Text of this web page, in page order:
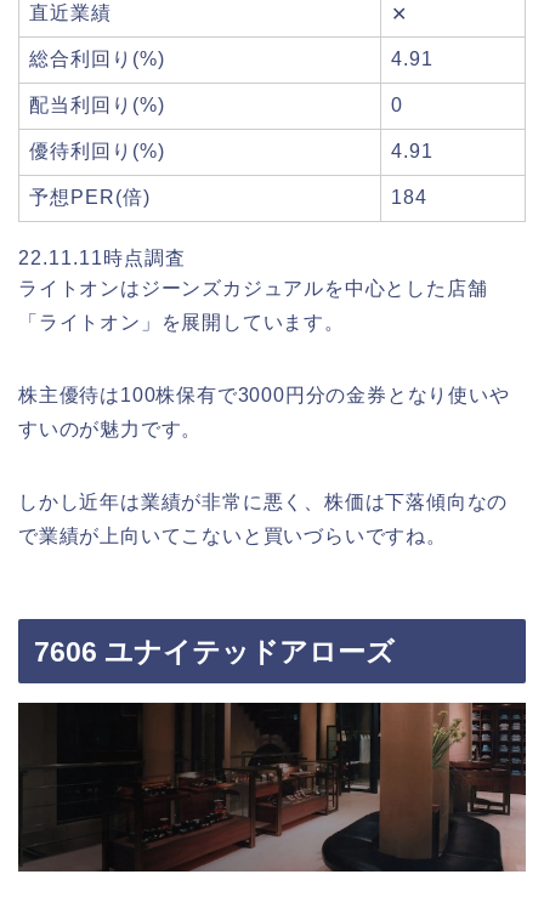
直近業績 ✕
総合利回り(%) 4.91
配当利回り(%) 0
優待利回り(%) 4.91
予想PER(倍) 184
22.11.11時点調査
ライトオンはジーンズカジュアルを中心とした店舗
「ライトオン」を展開しています。
株主優待は100株保有で3000円分の金券となり使いや
すいのが魅力です。
しかし近年は業績が非常に悪く、株価は下落傾向なの
で業績が上向いてこないと買いづらいですね。
7606 ユナイテッドアローズ